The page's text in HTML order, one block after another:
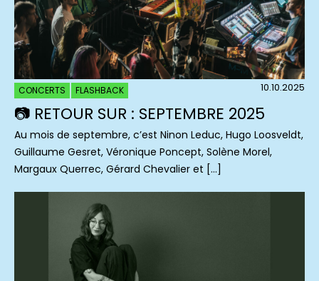
CONCERTS FLASHBACK 10.10.2025
📷 RETOUR SUR : SEPTEMBRE 2025
Au mois de septembre, c’est Ninon Leduc, Hugo Loosveldt,
Guillaume Gesret, Véronique Poncept, Solène Morel,
Margaux Querrec, Gérard Chevalier et […]